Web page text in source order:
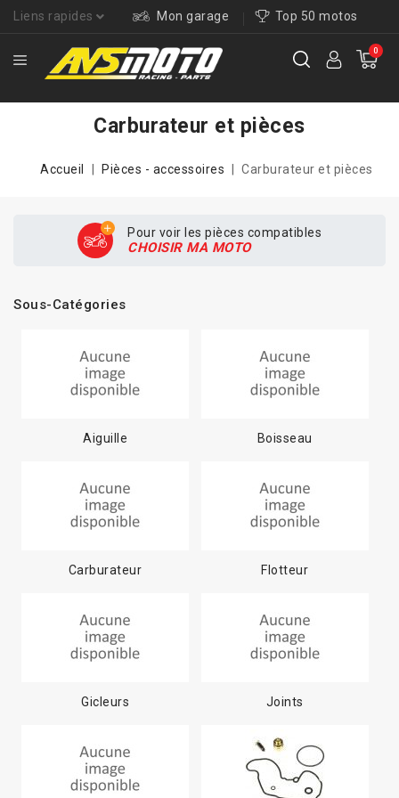
Liens rapides Mon garage Top 50 motos
0
Carburateur et pièces
Accueil Pièces - accessoires Carburateur et pièces
Pour voir les pièces compatibles
CHOISIR MA MOTO
Sous-Catégories
Aiguille Boisseau
Carburateur Flotteur
Gicleurs Joints